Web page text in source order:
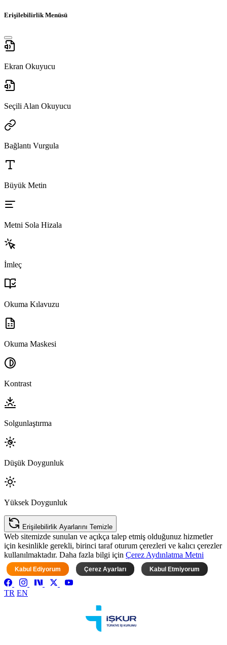
Erişilebilirlik Menüsü
Ekran Okuyucu
Seçili Alan Okuyucu
Bağlantı Vurgula
Büyük Metin
Metni Sola Hizala
İmleç
Okuma Kılavuzu
Okuma Maskesi
Kontrast
Solgunlaştırma
Düşük Doygunluk
Yüksek Doygunluk
Erişilebilirlik Ayarlarını Temizle
Web sitemizde sunulan ve açıkça talep etmiş olduğunuz hizmetler
için kesinlikle gerekli, birinci taraf oturum çerezleri ve kalıcı çerezler
kullanılmaktadır. Daha fazla bilgi için Çerez Aydınlatma Metni
Kabul Ediyorum Çerez Ayarları Kabul Etmiyorum
TR EN